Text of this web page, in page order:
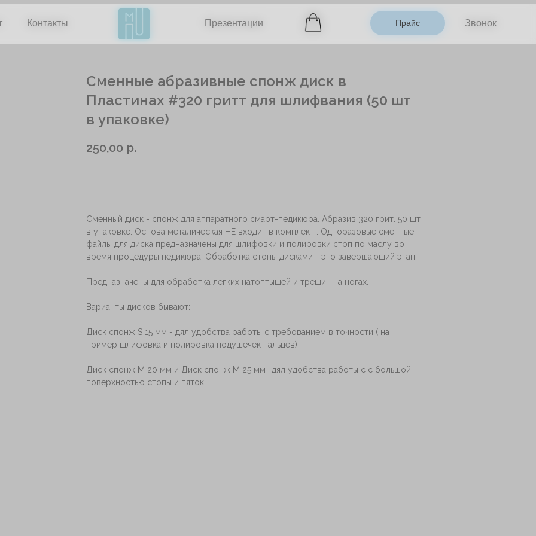
Контакты Звонок
Презентации Прайс
Сменные абразивные спонж диск в
Пластинах #320 гритт для шлифвания (50 шт
в упаковке)
250,00 р.
Сменный диск - спонж для аппаратного смарт-педикюра. Абразив 320 грит. 50 шт
в упаковке. Основа металическая НЕ входит в комплект . Одноразовые сменные
файлы для диска предназначены для шлифовки и полировки стоп по маслу во
время процедуры педикюра. Обработка стопы дисками - это завершающий этап.
Предназначены для обработка легких натоптышей и трещин на ногах.
Варианты дисков бывают:
Диск спонж S 15 мм - дял удобства работы с требованием в точности ( на
пример шлифовка и полировка подушечек пальцев)
Диск спонж М 20 мм и Диск спонж М 25 мм- дял удобства работы с с большой
поверхностью стопы и пяток.
Контакты Звонок
Презентации Прайс